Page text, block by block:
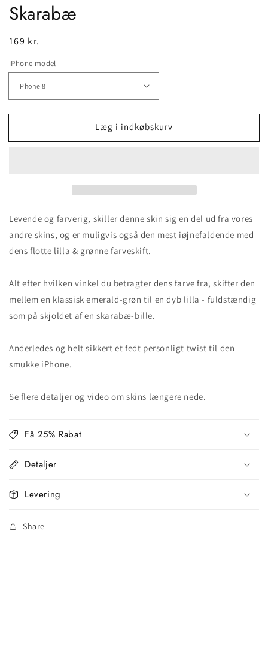
Skarabæ
Normalpris
169 kr.
iPhone model
Læg i indkøbskurv
Levende og farverig, skiller denne skin sig en del ud fra vores
andre skins, og er muligvis også den mest iøjnefaldende med
dens flotte lilla & grønne farveskift.
Alt efter hvilken vinkel du betragter dens farve fra, skifter den
mellem en klassisk emerald-grøn til en dyb lilla - fuldstændig
som på skjoldet af en skarabæ-bille.
Anderledes og helt sikkert et fedt personligt twist til den
smukke iPhone.
Se flere detaljer og video om skins længere nede.
Få 25% Rabat
Detaljer
Levering
Share